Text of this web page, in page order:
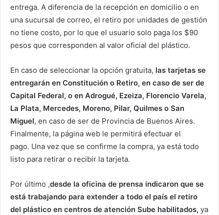
entrega. A diferencia de la recepción en domicilio o en
una sucursal de correo, el retiro por unidades de gestión
no tiene costo, por lo que el usuario solo paga los $90
pesos que corresponden al valor oficial del plástico.
En caso de seleccionar la opción gratuita, las tarjetas se
entregarán en Constitución o Retiro, en caso de ser de
Capital Federal, o en Adrogué, Ezeiza, Florencio Varela,
La Plata, Mercedes, Moreno, Pilar, Quilmes o San
Miguel, en caso de ser de Provincia de Buenos Aires.
Finalmente, la página web le permitirá efectuar el
pago. Una vez que se confirme la compra, ya está todo
listo para retirar o recibir la tarjeta.
Por último ,desde la oficina de prensa indicaron que se
está trabajando para extender a todo el país el retiro
del plástico en centros de atención Sube habilitados, ya